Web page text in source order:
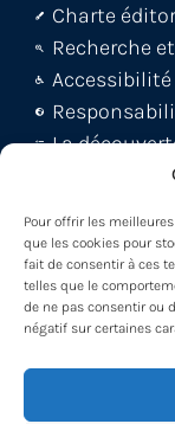
Pour offrir les
que les cookies pour
fait de consentir à ces
telles que le
de ne pas consentir ou
négatif sur certaines
Charte
Recherche
Accessibilité
La
Le blog
Découvrez
Découvrez
Découvrez
Participez à